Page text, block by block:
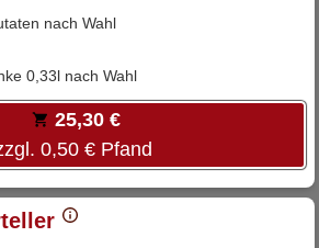
nach Wahl
0,33l nach Wahl
25,30 €
0,50 € Pfand